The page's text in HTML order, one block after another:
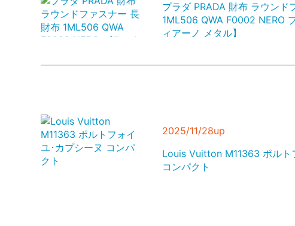
プラダ PRADA 財布 ラウンド
1ML506 QWA F0002 NERO
ィアーノ メタル】
22SS新作 エンポリオ・アルマ
ARMANI 2つ折り財布
2025/11/28up
Louis Vuitton M11363 ポルト
コンパクト